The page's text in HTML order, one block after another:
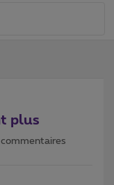
plus
commentaires